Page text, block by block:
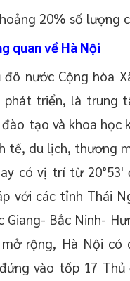
20% số lượng
quan về Hà Nội
nước Cộng hòa
phát triển, là trung
tạo và khoa
tế, du lịch, thương
có vị trí từ 20°53'
với các tỉnh Thái
Giang- Bắc Ninh-
rộng, Hà Nội
vào tốp 17